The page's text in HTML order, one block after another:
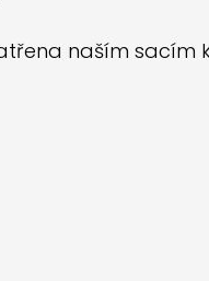
naším sacím